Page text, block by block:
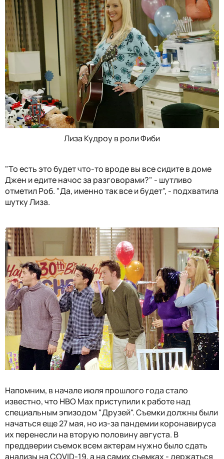
Лиза Кудроу в роли Фиби
"То есть это будет что-то вроде вы все сидите в доме
Джен и едите начос за разговорами?" - шутливо
отметил Роб. "Да, именно так все и будет", - подхватила
шутку Лиза.
Напомним, в начале июля прошлого года стало
известно, что HBO Max приступили к работе над
специальным эпизодом "Друзей". Съемки должны были
начаться еще 27 мая, но из-за пандемии коронавируса
их перенесли на вторую половину августа. В
преддверии съемок всем актерам нужно было сдать
анализы на COVID-19, а на самих съемках - держаться